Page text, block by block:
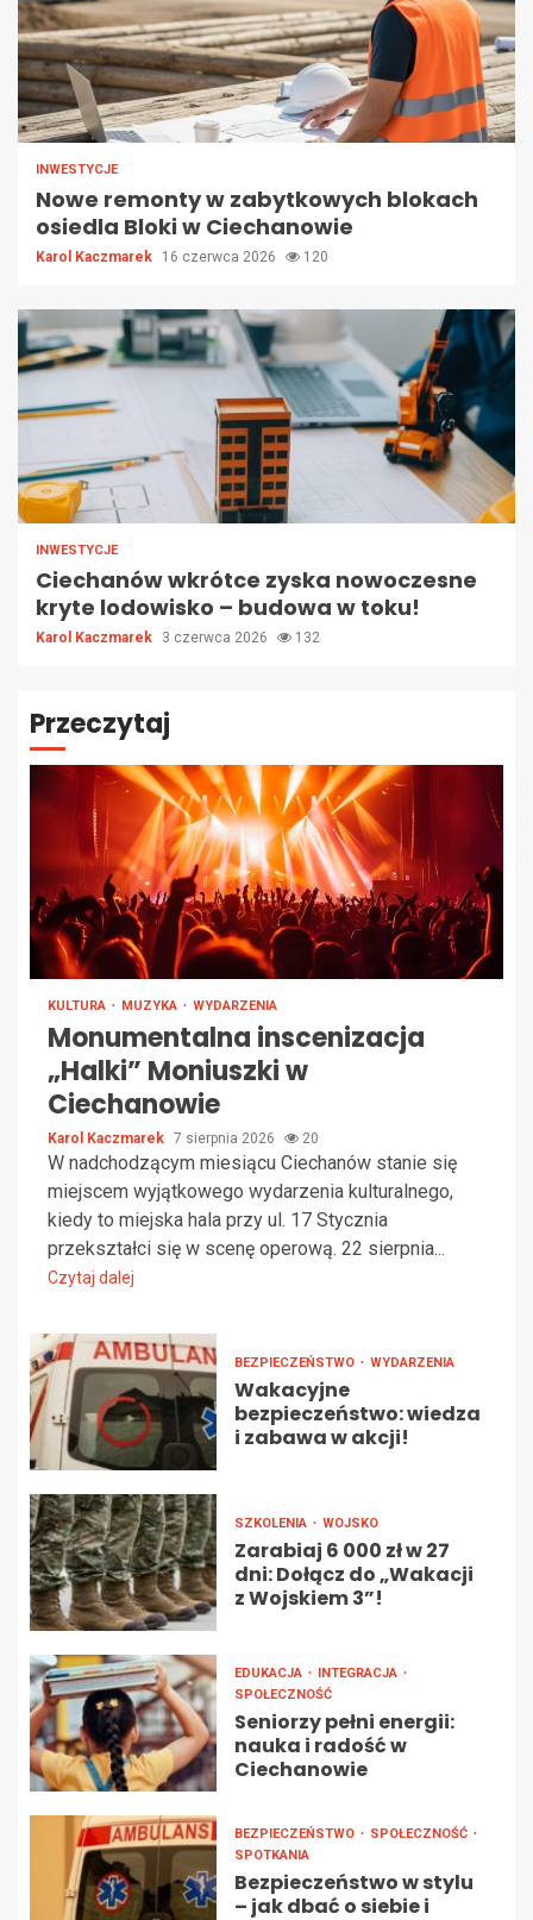
INWESTYCJE
Nowe remonty w zabytkowych blokach
osiedla Bloki w Ciechanowie
Karol Kaczmarek 16 czerwca 2026 120
INWESTYCJE
Ciechanów wkrótce zyska nowoczesne
kryte lodowisko – budowa w toku!
Karol Kaczmarek 3 czerwca 2026 132
Przeczytaj
KULTURA MUZYKA WYDARZENIA
Monumentalna inscenizacja
„Halki” Moniuszki w
Ciechanowie
Karol Kaczmarek 7 sierpnia 2026 20
W nadchodzącym miesiącu Ciechanów stanie się
miejscem wyjątkowego wydarzenia kulturalnego,
kiedy to miejska hala przy ul. 17 Stycznia
przekształci się w scenę operową. 22 sierpnia...
Czytaj dalej
BEZPIECZEŃSTWO WYDARZENIA
Wakacyjne
bezpieczeństwo: wiedza
i zabawa w akcji!
SZKOLENIA WOJSKO
Zarabiaj 6 000 zł w 27
dni: Dołącz do „Wakacji
z Wojskiem 3”!
EDUKACJA
INTEGRACJA
SPOŁECZNOŚĆ
Seniorzy pełni energii:
nauka i radość w
Ciechanowie
BEZPIECZEŃSTWO
SPOŁECZNOŚĆ
SPOTKANIA
Bezpieczeństwo w stylu
– jak dbać o siebie i